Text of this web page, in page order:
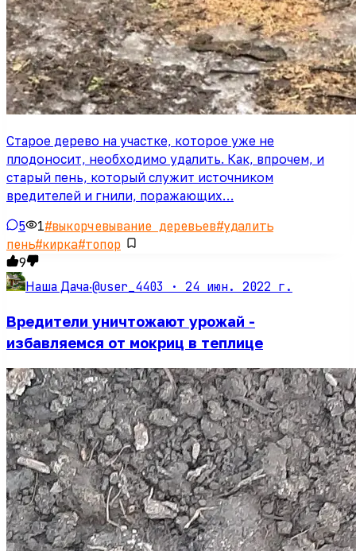
Старое дерево на участке, которое уже не
плодоносит, необходимо удалить. Как, впрочем, и
старый пень, который служит источником
вредителей и гнили, поражающих…
5 1#выкорчевывание деревьев#удалить
пень#кирка#топор
9
Наша Дача·@user_4403 · 24 июн. 2022 г.
Вредители уничтожают урожай -
избавляемся от мокриц в теплице